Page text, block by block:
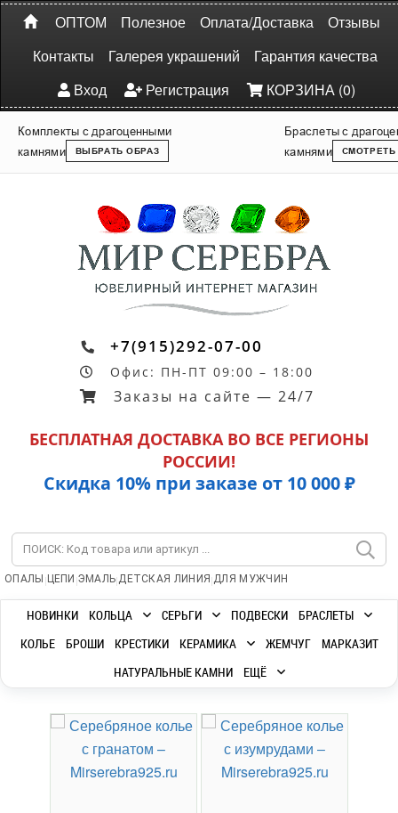
ОПТОМ Полезное Оплата/Доставка
Отзывы
Контакты
Галерея украшений
Гарантия качества
Вход
Регистрация КОРЗИНА (0)
Комплекты с драгоценными
камнями
ВЫБРАТЬ ОБРАЗ
Браслеты с
камнями
СМОТРЕТЬ
+7(915)292-07-00
Офис: ПН-ПТ 09:00 – 18:00
Заказы на сайте — 24/7
БЕСПЛАТНАЯ ДОСТАВКА ВО ВСЕ РЕГИОНЫ
РОССИИ!
Скидка 10% при заказе от 10 000 ₽
ОПАЛЫ | ЦЕПИ |ЭМАЛЬ|ДЕТСКАЯ ЛИНИЯ |ДЛЯ МУЖЧИН
НОВИНКИ КОЛЬЦА СЕРЬГИ ПОДВЕСКИ
БРАСЛЕТЫ
КОЛЬЕ
БРОШИ КРЕСТИКИ КЕРАМИКА ЖЕМЧУГ
МАРКАЗИТ
НАТУРАЛЬНЫЕ КАМНИ
ЕЩЁ